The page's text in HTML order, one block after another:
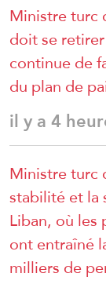
Ministre turc
doit se
continue de
du plan de
il y a 4
Ministre turc
stabilité et la
Liban, où les
ont entraîné
milliers de